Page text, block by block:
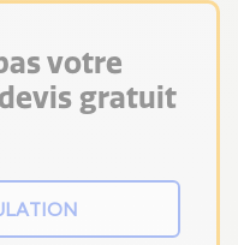
votre
gratuit